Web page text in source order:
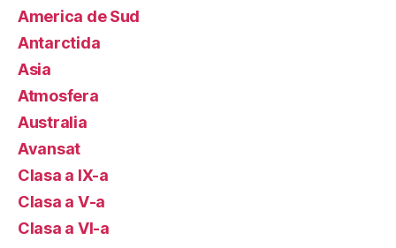
America de Sud
Antarctida
Asia
Atmosfera
Australia
Avansat
Clasa a IX-a
Clasa a V-a
Clasa a VI-a